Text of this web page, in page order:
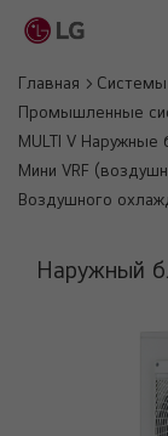
Главная
Системы
Промышленные
MULTI V Наружные
Мини VRF
Воздушного
Наружный